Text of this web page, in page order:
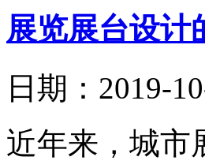
展览展台设计
日期：2019-
近年来，城市